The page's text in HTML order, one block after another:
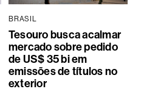
BRASIL
Tesouro busca acalmar
mercado sobre pedido
de US$ 35 bi em
emissões de títulos no
exterior